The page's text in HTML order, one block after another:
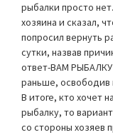
рыбалки просто
хозяина и сказал,
попросил вернуть
сутки, назвав
ответ-ВАМ РЫБАЛКУ
раньше, освободив
В итоге, кто хочет
рыбалку, то
со стороны хозяев